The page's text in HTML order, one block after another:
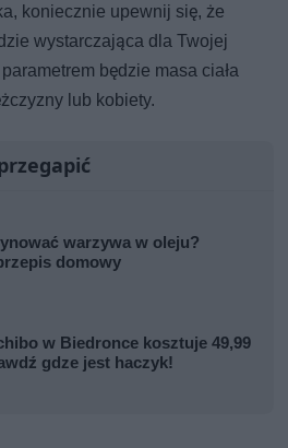
koniecznie upewnij się, że
wystarczająca dla Twojej
będzie masa ciała
lub kobiety.
warzywa w oleju?
domowy
w Biedronce kosztuje 49,99
gdze jest haczyk!